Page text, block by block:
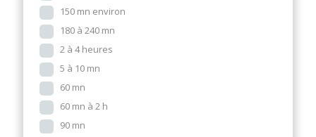
150 mn environ
180 à 240 mn
2 à 4 heures
5 à 10 mn
60 mn
60 mn à 2 h
90 mn